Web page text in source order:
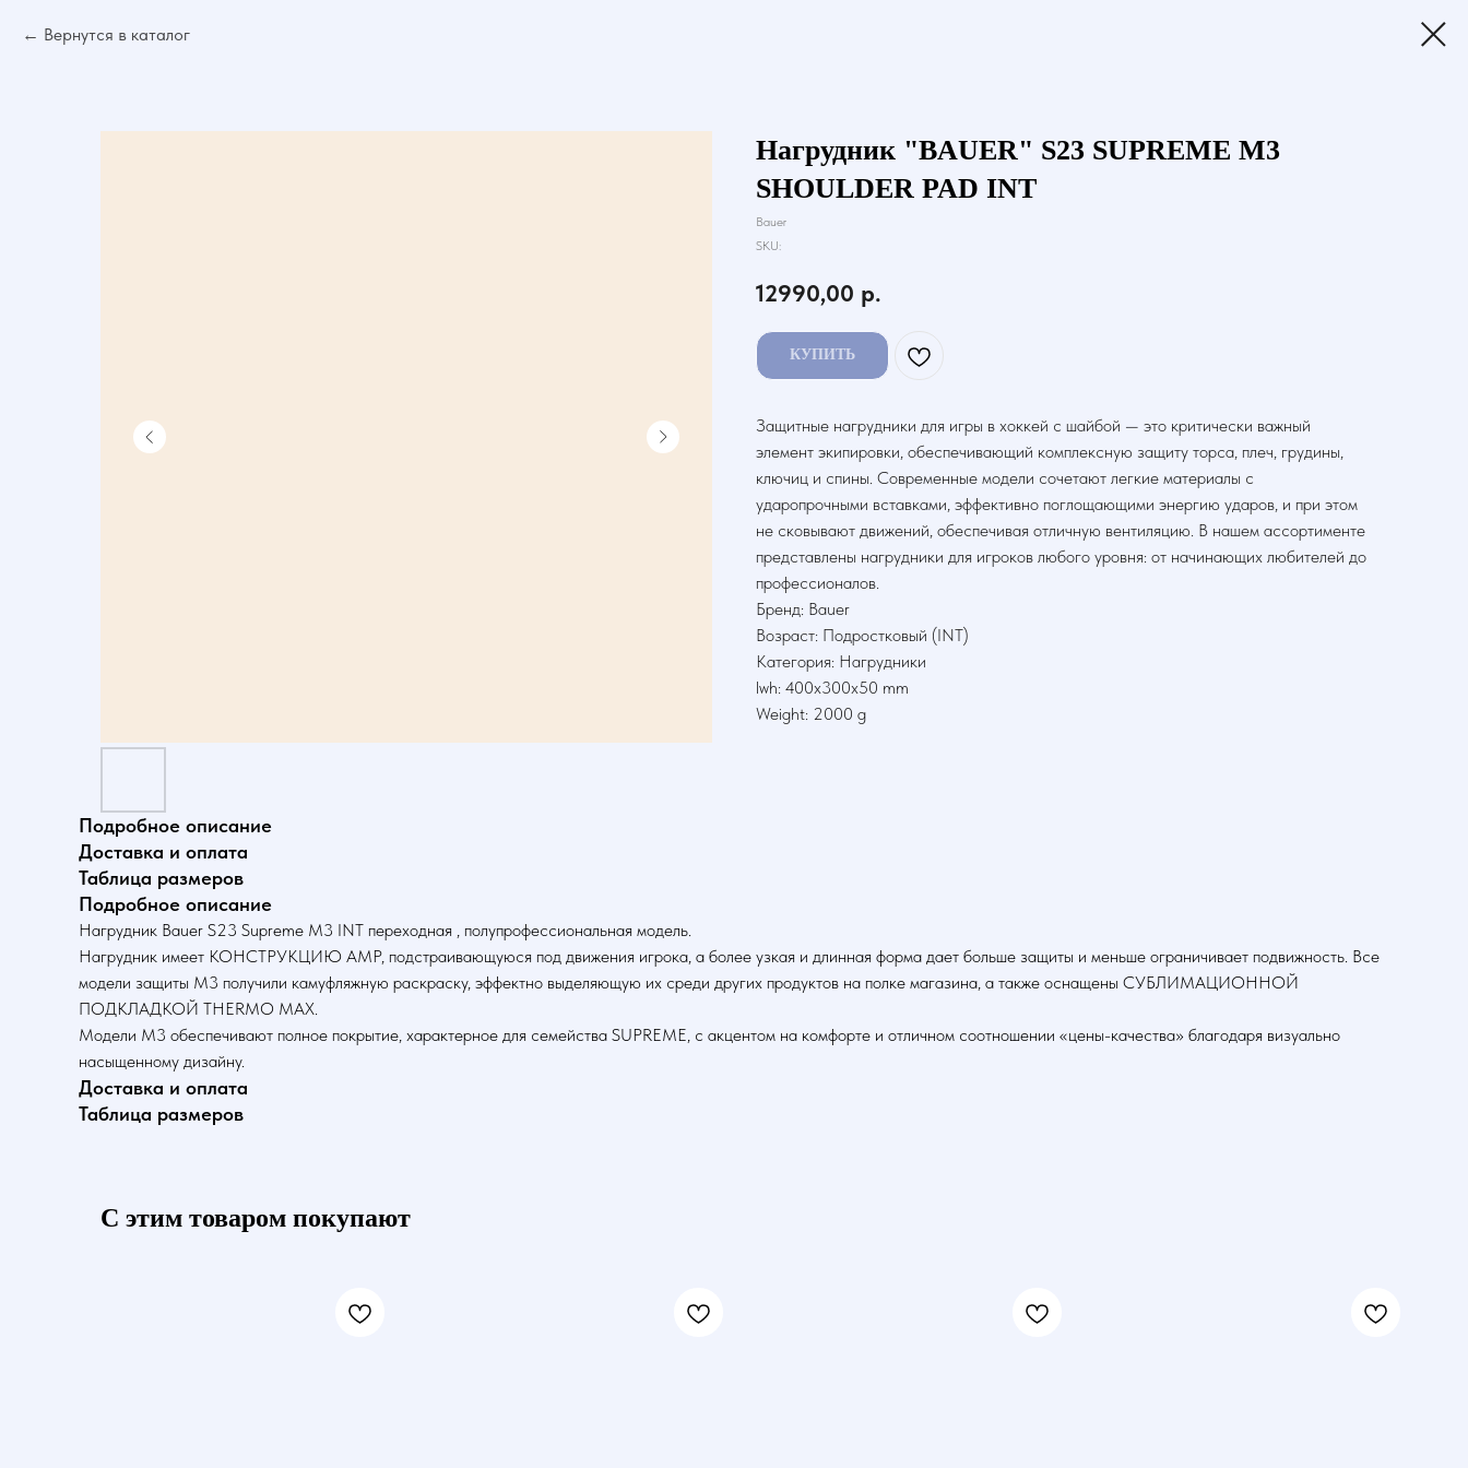
Вернутся в каталог
Нагрудник "BAUER" S23 SUPREME M3
SHOULDER PAD INT
Bauer
SKU:
12990,00 р.
КУПИТЬ
Защитные нагрудники для игры в хоккей с шайбой — это критически важный
элемент экипировки, обеспечивающий комплексную защиту торса, плеч, грудины,
ключиц и спины. Современные модели сочетают легкие материалы с
ударопрочными вставками, эффективно поглощающими энергию ударов, и при этом
не сковывают движений, обеспечивая отличную вентиляцию. В нашем ассортименте
представлены нагрудники для игроков любого уровня: от начинающих любителей до
профессионалов.
Бренд: Bauer
Возраст: Подростковый (INT)
Категория: Нагрудники
lwh: 400x300x50 mm
Weight: 2000 g
Подробное описание
Доставка и оплата
Таблица размеров
Подробное описание
Нагрудник Bauer S23 Supreme M3 INT переходная , полупрофессиональная модель.
Нагрудник имеет КОНСТРУКЦИЮ АМР, подстраивающуюся под движения игрока, а более узкая и длинная форма дает больше защиты и меньше ограничивает подвижность. Все
модели защиты M3 получили камуфляжную раскраску, эффектно выделяющую их среди других продуктов на полке магазина, а также оснащены СУБЛИМАЦИОННОЙ
ПОДКЛАДКОЙ THERMO MAX.
Модели M3 обеспечивают полное покрытие, характерное для семейства SUPREME, с акцентом на комфорте и отличном соотношении «цены-качества» благодаря визуально
насыщенному дизайну.
Доставка и оплата
Таблица размеров
С этим товаром покупают